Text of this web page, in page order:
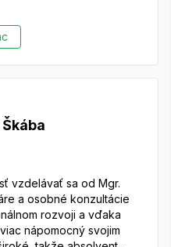
vzdelávať sa od Mgr.
a osobné konzultácie
rozvoji a vďaka
nápomocný svojim